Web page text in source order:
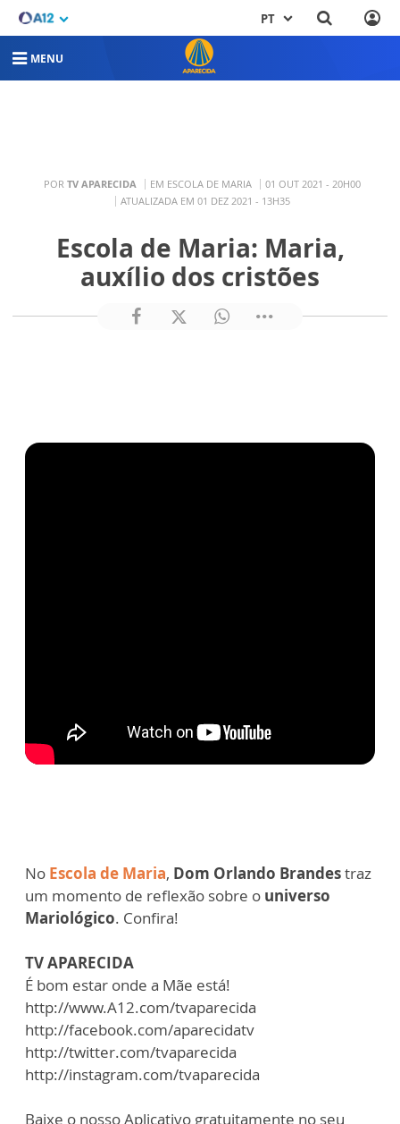
PT
MENU
POR TV APARECIDA EM ESCOLA DE MARIA
01 OUT 2021 - 20H00
ATUALIZADA EM 01 DEZ 2021 - 13H35
Escola de Maria: Maria,
auxílio dos cristões
No Escola de Maria, Dom Orlando Brandestraz
um momento de reflexão sobre o universo
Mariológico. Confira!
TV APARECIDA
É bom estar onde a Mãe está!
http://www.A12.com/tvaparecida
http://facebook.com/aparecidatv
http://twitter.com/tvaparecida
http://instagram.com/tvaparecida
Baixe o nosso Aplicativo gratuitamente no seu